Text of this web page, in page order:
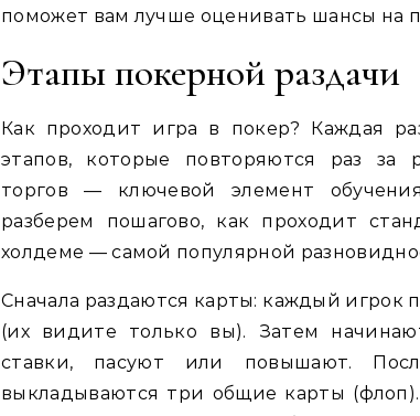
поможет вам лучше оценивать шансы на
Этапы покерной раздачи
Как проходит игра в покер? Каждая
этапов, которые повторяются раз за
торгов — ключевой элемент
разберем пошагово, как проходит
холдеме — самой популярной
Сначала раздаются карты: каждый игрок
(их видите только вы). Затем
ставки, пасуют или повышают.
выкладываются три общие карты